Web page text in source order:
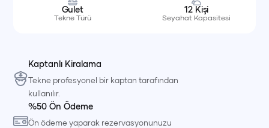
Gulet
Tekne Türü
12 Kişi
Seyahat Kapasitesi
Kaptanlı Kiralama
Tekne profesyonel bir kaptan tarafından
kullanılır.
%50 Ön Ödeme
Ön ödeme yaparak rezervasyonunuzu